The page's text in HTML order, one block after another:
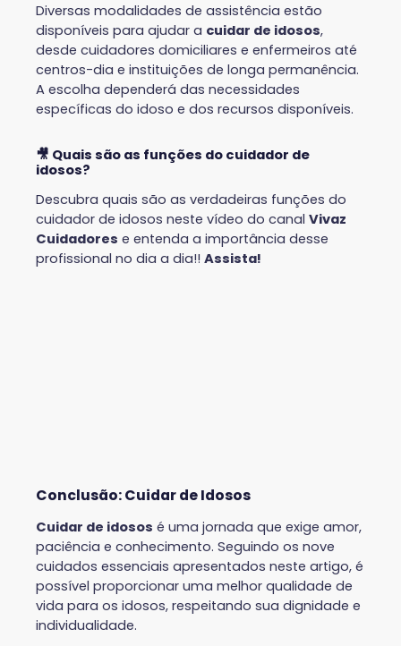
Diversas modalidades de assistência estão
disponíveis para ajudar a cuidar de idosos,
desde cuidadores domiciliares e enfermeiros até
centros-dia e instituições de longa permanência.
A escolha dependerá das necessidades
específicas do idoso e dos recursos disponíveis.
🎥 Quais são as funções do cuidador de
idosos?
Descubra quais são as verdadeiras funções do
cuidador de idosos neste vídeo do canal Vivaz
Cuidadores e entenda a importância desse
profissional no dia a dia!! Assista!
Conclusão: Cuidar de Idosos
Cuidar de idosos é uma jornada que exige amor,
paciência e conhecimento. Seguindo os nove
cuidados essenciais apresentados neste artigo, é
possível proporcionar uma melhor qualidade de
vida para os idosos, respeitando sua dignidade e
individualidade.